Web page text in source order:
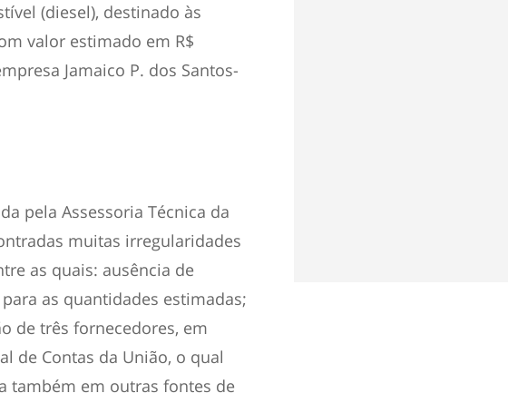
(diesel), destinado às
valor estimado em R$
Jamaico P. dos Santos-
pela Assessoria Técnica da
muitas irregularidades
as quais: ausência de
as quantidades estimadas;
de três fornecedores, em
de Contas da União, o qual
também em outras fontes de